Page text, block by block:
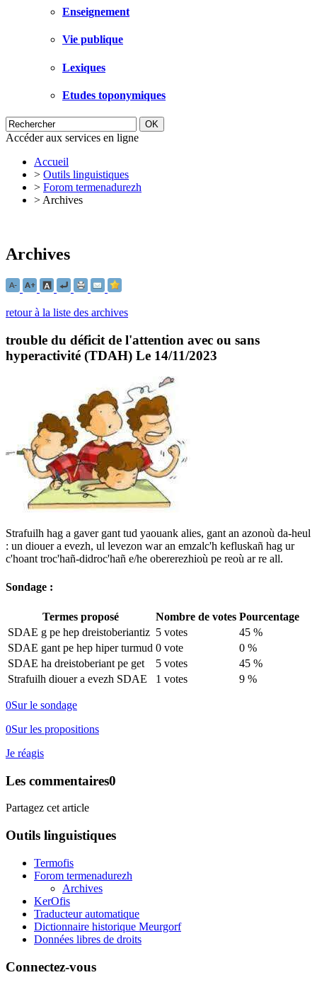
Enseignement
Vie publique
Lexiques
Etudes toponymiques
Accéder aux services en ligne
Accueil
> Outils linguistiques
> Forom termenadurezh
> Archives
Archives
retour à la liste des archives
trouble du déficit de l'attention avec ou sans
hyperactivité (TDAH) Le 14/11/2023
Strafuilh hag a gaver gant tud yaouank alies, gant an azonoù da-heul
: un diouer a evezh, ul levezon war an emzalc'h kefluskañ hag ur
c'hoant troc'hañ-didroc'hañ e/he obererezhioù pe reoù ar re all.
Sondage :
Termes proposé Nombre de votes Pourcentage
SDAE g pe hep dreistoberiantiz 5 votes
45 %
SDAE gant pe hep hiper turmud 0 vote
0 %
SDAE ha dreistoberiant pe get
5 votes
45 %
Strafuilh diouer a evezh SDAE
1 votes 9 %
0Sur le sondage
0Sur les propositions
Je réagis
Les commentaires0
Partagez cet article
Outils linguistiques
Termofis
Forom termenadurezh
Archives
KerOfis
Traducteur automatique
Dictionnaire historique Meurgorf
Données libres de droits
Connectez-vous